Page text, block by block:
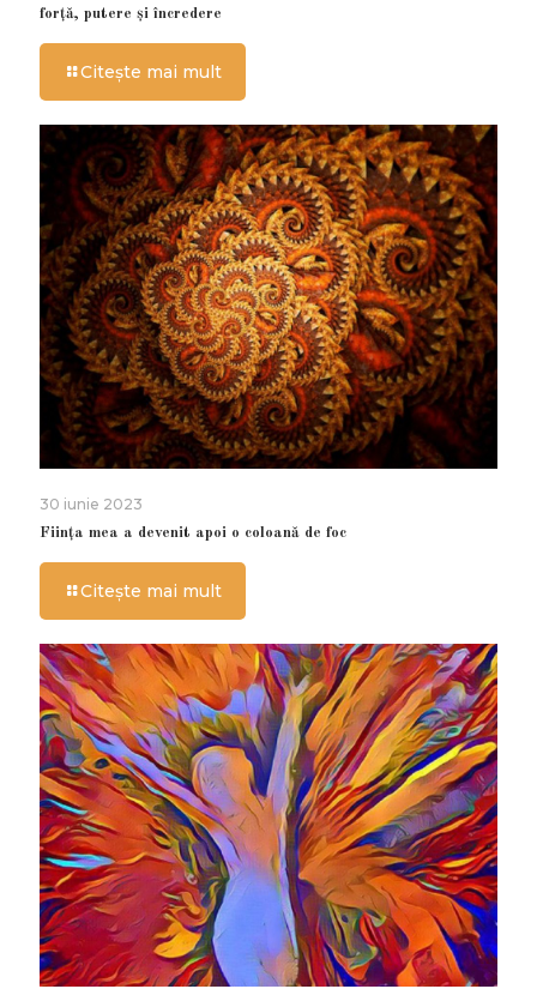
forță, putere și încredere
Citește mai mult
30 iunie 2023
Ființa mea a devenit apoi o coloană de foc
Citește mai mult